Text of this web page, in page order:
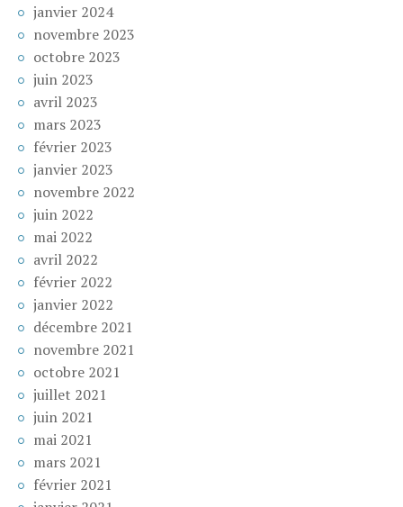
janvier 2024
novembre 2023
octobre 2023
juin 2023
avril 2023
mars 2023
février 2023
janvier 2023
novembre 2022
juin 2022
mai 2022
avril 2022
février 2022
janvier 2022
décembre 2021
novembre 2021
octobre 2021
juillet 2021
juin 2021
mai 2021
mars 2021
février 2021